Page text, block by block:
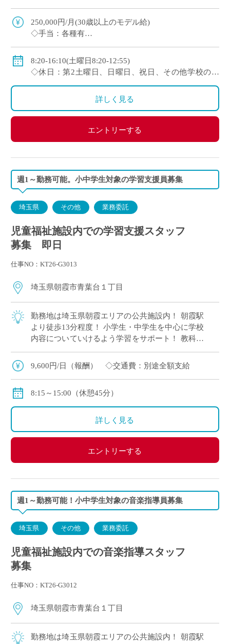
250,000円/月(30歳以上のモデル給)
◇手当：各種有
◇賞与：有(初年度1.0ヶ月分→2年目以降2.0ヶ月分)
◇保険：私学共済、雇用保険、労災保険
8:20-16:10(土曜日8:20-12:55)
◇休日：第2土曜日、日曜日、祝日、その他学校の定
める休日
詳しく見る
エントリーする
週1～勤務可能。小中学生対象の学習支援員募集
埼玉県 その他 業務委託
児童福祉施設内での学習支援スタッフ
募集 即日
仕事NO：KT26-G3013
埼玉県朝霞市青葉台１丁目
勤務地は埼玉県朝霞エリアの公共施設内！ 朝霞駅
より徒歩13分程度！ 小学生・中学生を中心に学校
内容についていけるよう学習をサポート！ 教科は
主要5科目(国・数・英・理・社)のいずれかで得意
な科目を担当いただきます。
9,600円/日（報酬） ◇交通費：別途全額支給
8:15～15:00（休憩45分）
詳しく見る
エントリーする
週1～勤務可能！小中学生対象の音楽指導員募集
埼玉県 その他 業務委託
児童福祉施設内での音楽指導スタッフ
募集
仕事NO：KT26-G3012
埼玉県朝霞市青葉台１丁目
勤務地は埼玉県朝霞エリアの公共施設内！ 朝霞駅